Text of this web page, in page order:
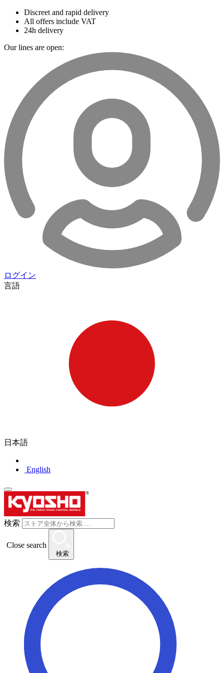
Discreet and rapid delivery
All offers include VAT
24h delivery
Our lines are open:
ログイン
言語
日本語
English
検索
Close search
検索